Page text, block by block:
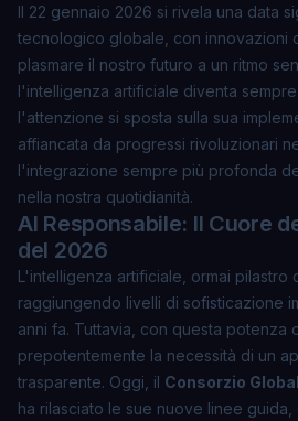
Il 22 gennaio 2026 si rivela una data
tecnologico globale, con innovazioni
plasmare il nostro futuro a un ritmo
l'intelligenza artificiale diventa
l'attenzione si sposta sulla sua
affiancata da progressi rivoluzionari
l'integrazione sempre più profonda
nella nostra quotidianità.
AI Responsabile: Il Cuore
del 2026
L'intelligenza artificiale, ormai pilastro
raggiungendo livelli di sofisticazione
anni fa. Tuttavia, con questa potenza
prepotentemente la necessità di un
trasparente. Oggi, il Consorzio
ha rilasciato le sue nuove linee guida,